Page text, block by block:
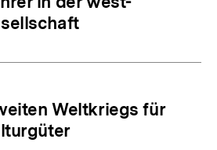
Weltkriegs für